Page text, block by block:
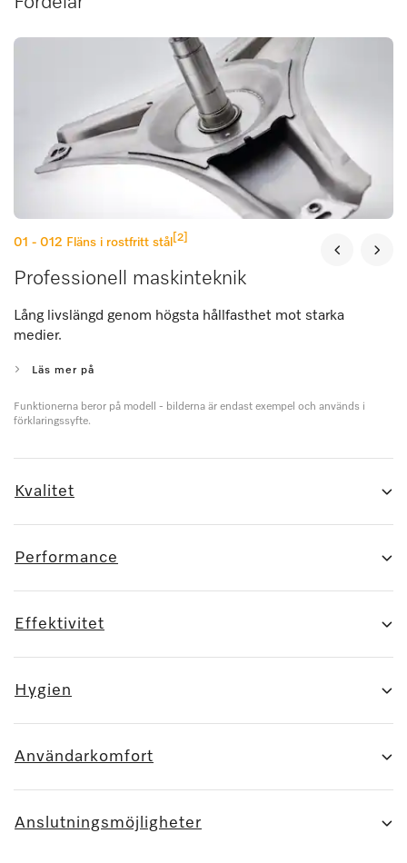
01 - 012 Fläns i rostfritt stål [2]
Professionell maskinteknik
Lång livslängd genom högsta hållfasthet mot starka
medier.
Läs mer på
Funktionerna beror på modell - bilderna är endast exempel och används i
förklaringssyfte.
Kvalitet
Performance
Effektivitet
Hygien
Användarkomfort
Anslutningsmöjligheter